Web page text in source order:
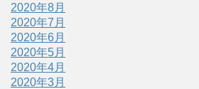
2020年8月
2020年7月
2020年6月
2020年5月
2020年4月
2020年3月